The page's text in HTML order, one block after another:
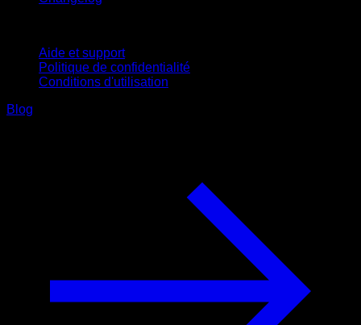
Aide et support
Politique de confidentialité
Conditions d'utilisation
Blog